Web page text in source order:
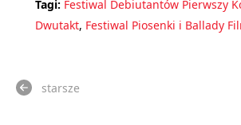
Tagi: Festiwal Debiutantów Pierwszy
Dwutakt, Festiwal Piosenki i Ballady
starsze